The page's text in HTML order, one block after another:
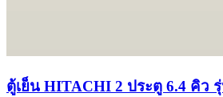
ตู้เย็น HITACHI 2 ประตู 6.4 คิว